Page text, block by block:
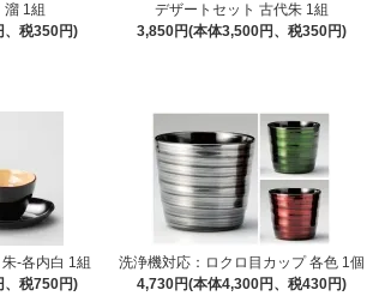
溜 1組
、税350円)
デザートセット 古代朱 1組
3,850円(本体3,500円、税350円)
-各内白 1組
、税750円)
洗浄機対応：ロクロ目カップ 各色 1個
4,730円(本体4,300円、税430円)